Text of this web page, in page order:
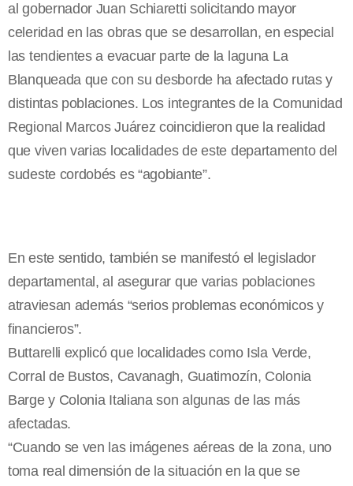
al gobernador Juan Schiaretti solicitando mayor
celeridad en las obras que se desarrollan, en especial
las tendientes a evacuar parte de la laguna La
Blanqueada que con su desborde ha afectado rutas y
distintas poblaciones. Los integrantes de la Comunidad
Regional Marcos Juárez coincidieron que la realidad
que viven varias localidades de este departamento del
sudeste cordobés es “agobiante”.
En este sentido, también se manifestó el legislador
departamental, al asegurar que varias poblaciones
atraviesan además “serios problemas económicos y
financieros”.
Buttarelli explicó que localidades como Isla Verde,
Corral de Bustos, Cavanagh, Guatimozín, Colonia
Barge y Colonia Italiana son algunas de las más
afectadas.
“Cuando se ven las imágenes aéreas de la zona, uno
toma real dimensión de la situación en la que se